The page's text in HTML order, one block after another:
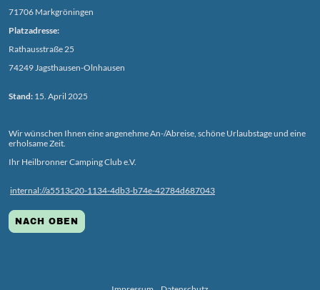
71706 Markgröningen
Platzadresse:
Rathausstraße 25
74249 Jagsthausen-Olnhausen
Stand: 15. April 2025
Wir wünschen Ihnen eine angenehme An-/Abreise, schöne Urlaubstage und eine
erholsame Zeit.
Ihr Heilbronner Camping Club e.V.
internal://a5513c20-1134-4db3-b74e-42784d687043
NACH OBEN